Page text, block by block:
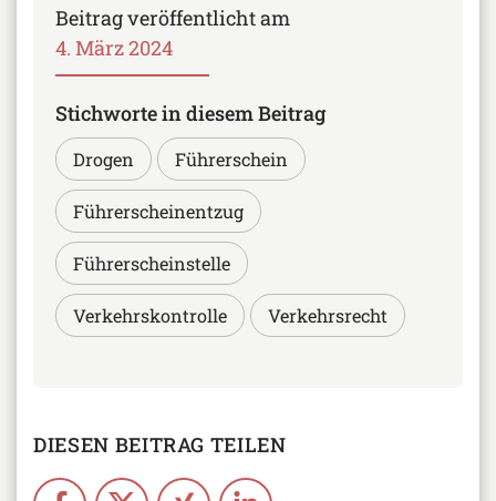
Beitrag veröffentlicht am
4. März 2024
Stichworte in diesem Beitrag
Drogen Führerschein
Führerscheinentzug
Führerscheinstelle
Verkehrskontrolle Verkehrsrecht
DIESEN BEITRAG TEILEN